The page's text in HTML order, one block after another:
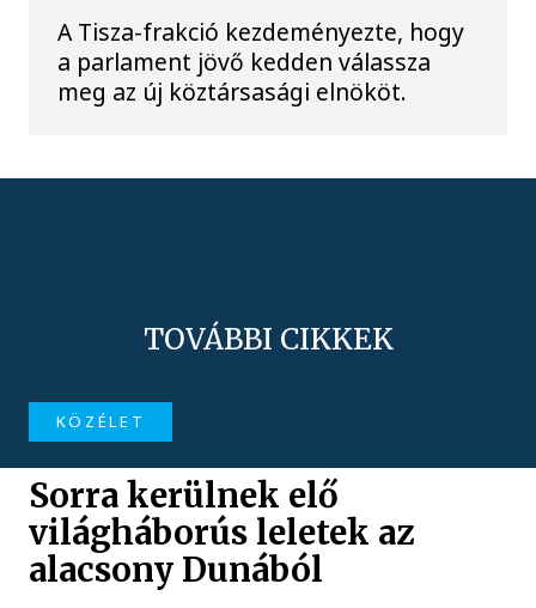
A Tisza-frakció kezdeményezte, hogy
a parlament jövő kedden válassza
meg az új köztársasági elnököt.
TOVÁBBI CIKKEK
KÖZÉLET
Sorra kerülnek elő
világháborús leletek az
alacsony Dunából